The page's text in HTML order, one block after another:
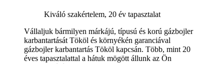
Kiváló szakértelem, 20 év tapasztalat
Vállaljuk bármilyen márkájú, típusú és korú gázbojler
karbantartását Tököl és környékén garanciával
gázbojler karbantartás Tököl kapcsán. Több, mint 20
éves tapasztalattal a hátuk mögött állunk az Ön